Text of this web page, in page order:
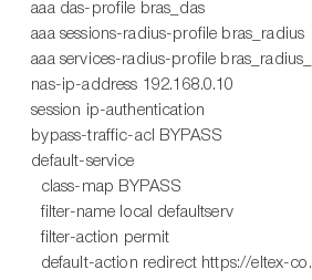
aaa das-profile bras_das
aaa sessions-radius-profile bras_radius
aaa services-radius-profile
nas-ip-address 192.168.0.10
session ip-authentication
bypass-traffic-acl BYPASS
default-service
class-map BYPASS
filter-name local defaultserv
filter-action permit
default-action redirect https://eltex-